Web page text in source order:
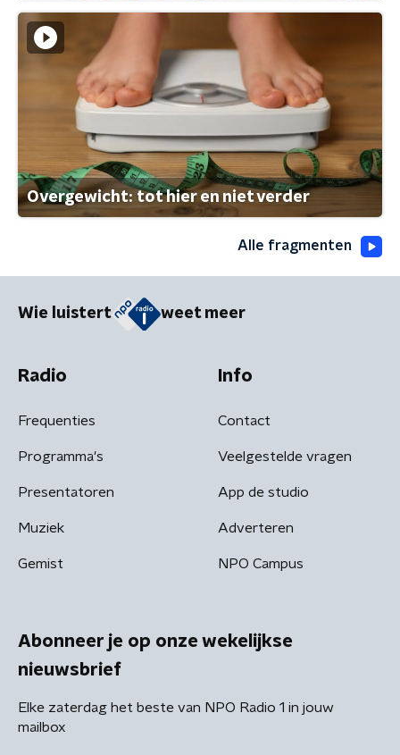
Overgewicht: tot hier en niet verder
Alle fragmenten
Wie luistert weet meer
Radio
Frequenties
Programma's
Presentatoren
Muziek
Gemist
Info
Contact
Veelgestelde vragen
App de studio
Adverteren
NPO Campus
Abonneer je op onze wekelijkse
nieuwsbrief
Elke zaterdag het beste van NPO Radio 1 in jouw
mailbox